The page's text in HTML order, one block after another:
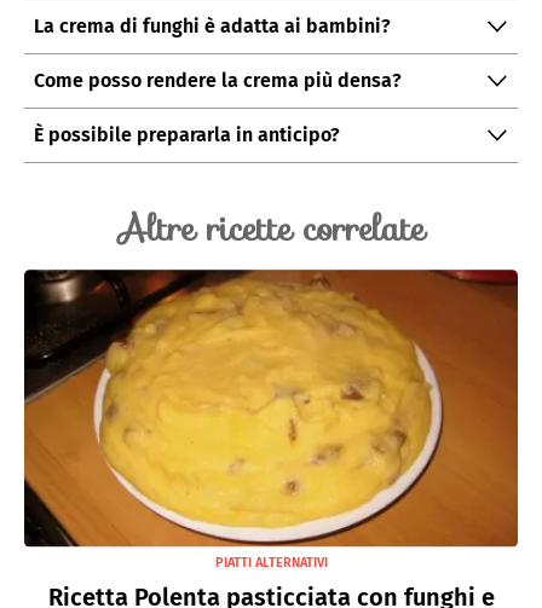
Certamente! Potete sperimentare con funghi come i
pleurotus o i finferli per un sapore diverso.
La crema di funghi è adatta ai bambini?
Sì, è un piatto delicato e nutriente, perfetto anche per i
più piccoli.
Come posso rendere la crema più densa?
Se desiderate una consistenza più densa, riducete la
quantità di brodo o aggiungete una patata in più.
È possibile prepararla in anticipo?
riscaldarla al momento di servire.
Altre ricette correlate
PIATTI ALTERNATIVI
Ricetta Polenta pasticciata con funghi e